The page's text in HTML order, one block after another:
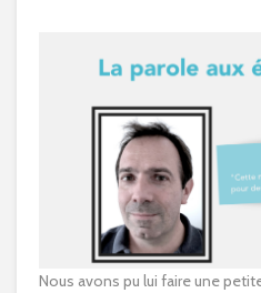
Nous avons pu lui faire une